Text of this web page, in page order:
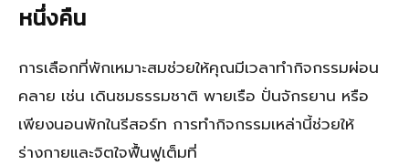
หนึ่งคืน
การเลือกที่พักเหมาะสมช่วยให้คุณมีเวลาทำกิจกรรมผ่อน
คลาย เช่น เดินชมธรรมชาติ พายเรือ ปั่นจักรยาน หรือ
เพียงนอนพักในรีสอร์ท การทำกิจกรรมเหล่านี้ช่วยให้
ร่างกายและจิตใจฟื้นฟูเต็มที่